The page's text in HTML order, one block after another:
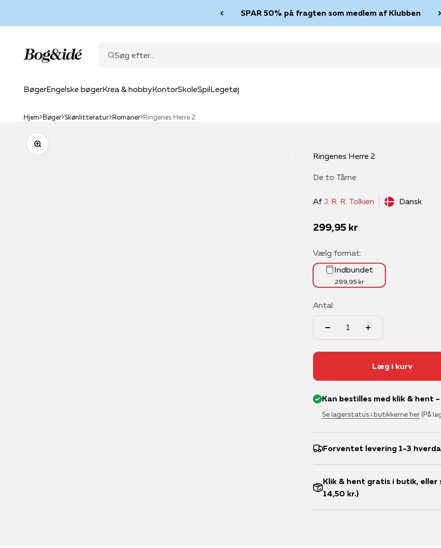
SPAR 50% på fragten som medlem af Klubben
BøgerEngelske bøgerKrea & hobbyKontorSkoleSpilLegetøj
Søg efter...
Bog & idé
Hjem Bøger Skønlitteratur Romaner Ringenes Herre 2
Zoom
Ringenes Herre 2
De to Tårne
Af J. R. R. Tolkien Dansk
Salgspris
299,95 kr
Vælg format:
Indbundet
299,95 kr
Antal:
Læg i kurv
Kan bestilles med klik & hent
Se lagerstatus i butikkerne her(På
Forventet levering 1-3
Klik & hent gratis i butik, eller
14,50 kr.)